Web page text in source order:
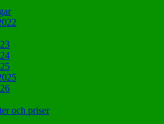
och priser